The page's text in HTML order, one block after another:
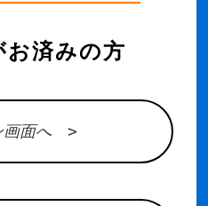
お済みの方
画面へ >